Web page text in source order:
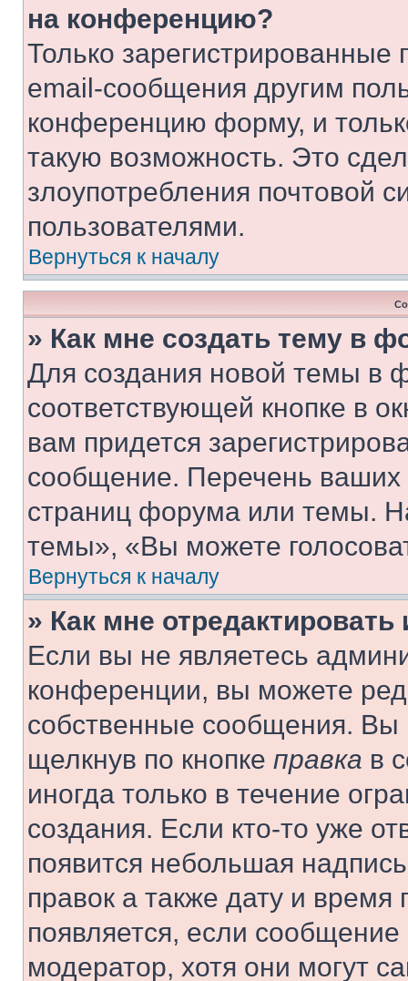
на конференцию?
Только зарегистрированные
email-сообщения другим
конференцию форму, и
такую возможность. Это
злоупотребления почтовой
пользователями.
Вернуться к началу
» Как мне создать тему в
Для создания новой темы в
соответствующей кнопке в
вам придется
сообщение. Перечень ваших
страниц форума или темы.
темы», «Вы можете
Вернуться к началу
» Как мне
Если вы не являетесь
конференции, вы можете
собственные сообщения. Вы
щелкнув по кнопке правка в
иногда только в течение
создания. Если кто-то уже
появится небольшая
правок а также дату и
появляется, если
модератор, хотя они могут